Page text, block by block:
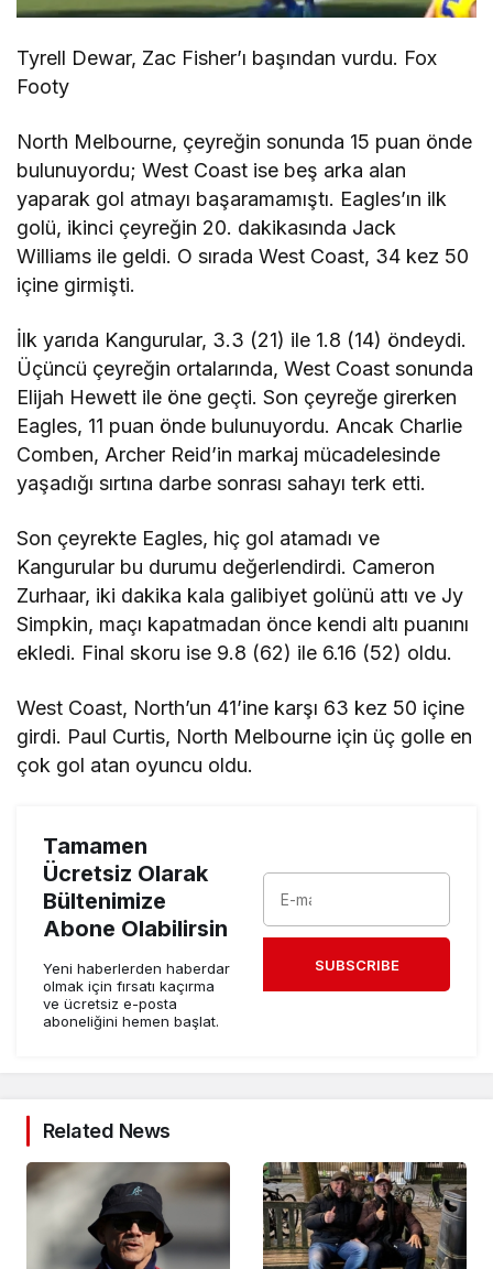
Tyrell Dewar, Zac Fisher’ı başından vurdu. Fox
Footy
North Melbourne, çeyreğin sonunda 15 puan önde
bulunuyordu; West Coast ise beş arka alan
yaparak gol atmayı başaramamıştı. Eagles’ın ilk
golü, ikinci çeyreğin 20. dakikasında Jack
Williams ile geldi. O sırada West Coast, 34 kez 50
içine girmişti.
İlk yarıda Kangurular, 3.3 (21) ile 1.8 (14) öndeydi.
Üçüncü çeyreğin ortalarında, West Coast sonunda
Elijah Hewett ile öne geçti. Son çeyreğe girerken
Eagles, 11 puan önde bulunuyordu. Ancak Charlie
Comben, Archer Reid’in markaj mücadelesinde
yaşadığı sırtına darbe sonrası sahayı terk etti.
Son çeyrekte Eagles, hiç gol atamadı ve
Kangurular bu durumu değerlendirdi. Cameron
Zurhaar, iki dakika kala galibiyet golünü attı ve Jy
Simpkin, maçı kapatmadan önce kendi altı puanını
ekledi. Final skoru ise 9.8 (62) ile 6.16 (52) oldu.
West Coast, North’un 41’ine karşı 63 kez 50 içine
girdi. Paul Curtis, North Melbourne için üç golle en
çok gol atan oyuncu oldu.
Tamamen
Ücretsiz Olarak
Bültenimize
Abone Olabilirsin
Yeni haberlerden haberdar
olmak için fırsatı kaçırma
ve ücretsiz e-posta
aboneliğini hemen başlat.
SUBSCRIBE
Related News